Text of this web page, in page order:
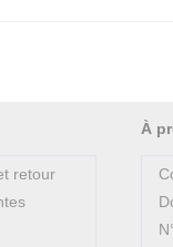
retour
À